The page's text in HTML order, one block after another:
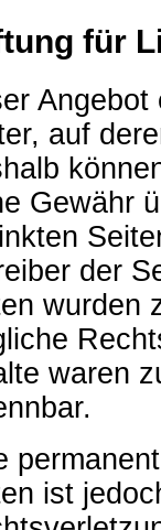
für
auf
Gewähr
der
wurden
waren
ist